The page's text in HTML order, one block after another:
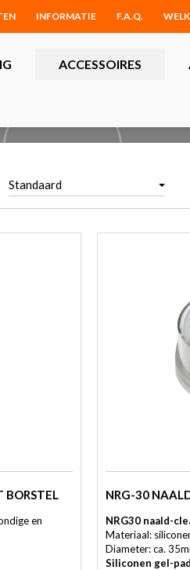
INFORMATIE F.A.Q.
ACCESSOIRES
Standaard
BORSTEL
en
NRG-30
NRG30 naald-
Materiaal:
Diameter: ca.
Siliconen gel-